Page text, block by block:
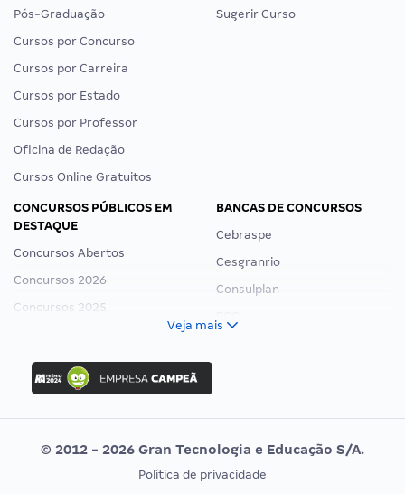
Pós-Graduação
Cursos por Concurso
Cursos por Carreira
Cursos por Estado
Cursos por Professor
Oficina de Redação
Cursos Online Gratuitos
Sugerir Curso
CONCURSOS PÚBLICOS EM
DESTAQUE
Concursos Abertos
Concursos 2026
Concursos 2025
Concurso Ibama
Concurso MPU
Editais publicados
BANCAS DE CONCURSOS
Cebraspe
Cesgranrio
Consulplan
Vunesp
CONCURSOS POR PROFISSÃO EXAME DE ORDEM
Veja mais
© 2012 - 2026 Gran Tecnologia e Educação S/A.
Política de privacidade